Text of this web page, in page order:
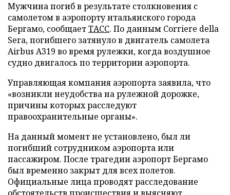
Мужчина погиб в результате столкновения с
самолетом в аэропорту итальянского города
Бергамо, сообщаетТАСС. По данным Corriere della
Sera, погибшего затянуло в двигатель самолета
Airbus A319 во время рулежки, когда воздушное
судно двигалось по территории аэропорта.
Управляющая компания аэропорта заявила, что
«возникли неудобства на рулежной дорожке,
причины которых расследуют
правоохранительные органы».
На данный момент не установлено, был ли
погибший сотрудником аэропорта или
пассажиром. После трагедии аэропорт Бергамо
был временно закрыт для всех полетов.
Официальные лица проводят расследование